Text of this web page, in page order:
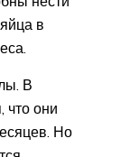
в
В
что они
Но